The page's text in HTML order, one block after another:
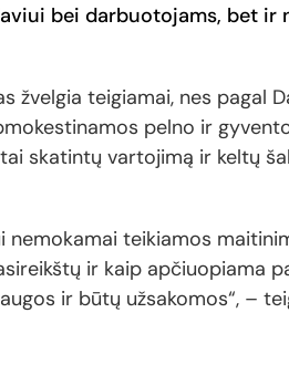
bei darbuotojams, bet
žvelgia teigiamai, nes
pelno ir
skatintų vartojimą ir keltų
nemokamai teikiamos
ir kaip apčiuopiama
ir būtų užsakomos“, –